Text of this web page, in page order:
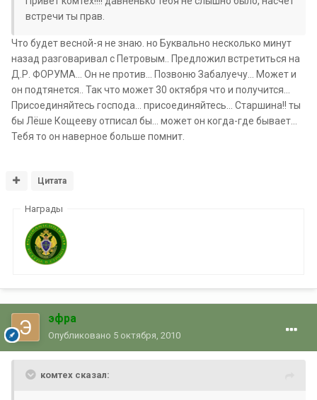
встречи ты прав.
Что будет весной-я не знаю. но Буквально несколько минут
назад разговаривал с Петровым.. Предложил встретиться на
Д.Р. ФОРУМА... Он не против... Позвоню Забалуечу... Может и
он подтянется.. Так что может 30 октября что и получится...
Присоединяйтесь господа... присоединяйтесь... Старшина!! ты
бы Лёше Кощееву отписал бы... может он когда-где бывает...
Тебя то он наверное больше помнит.
Цитата
Награды
эфра
Опубликовано 5 октября, 2010
комтех сказал: